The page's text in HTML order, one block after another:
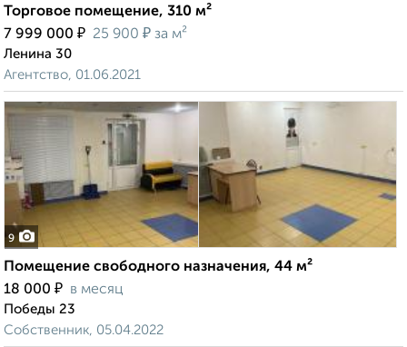
Торговое помещение, 310 м²
7 999 000 ₽ 25 900 ₽ за м²
Ленина 30
Агентство, 01.06.2021
9
Помещение свободного назначения, 44 м²
18 000 ₽ в месяц
Победы 23
Собственник, 05.04.2022